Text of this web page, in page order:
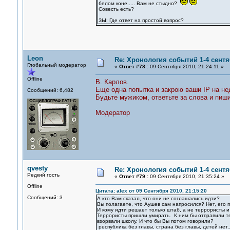
белом коне..... Вам не стыдно?
Совесть есть?
ЗЫ: Где ответ на простой вопрос?
Leon
Глобальный модератор
Offline
Сообщений: 6,482
Re: Хронология событий 1-4
« Ответ #78 :09 Сентября 2010, 21:24:11 »
В. Карлов.
Еще одна попытка и закрою ваши IP на
Будьте мужиком, ответьте за слова и
Модератор
qvesty
Редкий гость
Offline
Сообщений: 3
Re: Хронология событий 1-4
« Ответ #79 :09 Сентября 2010, 21:35:24 »
Цитата: alex от 09 Сентября 2010, 21:15:20
А кто Вам сказал, что они не соглашались идти?
Вы полагаете, что Аушев сам напросился? Нет, его
И кому идти решает только штаб, а не террористы
Террористы пришли умирать. К ним бы отправили
взорвали школу. И что бы Вы потом говорили?
республика без главы, страна без главы, детей